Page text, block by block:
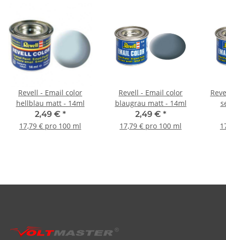
Revell - Email color
hellblau matt - 14ml
2,49 € *
17,79 € pro 100 ml
Revell - Email color
blaugrau matt - 14ml
2,49 € *
17,79 € pro 100 ml